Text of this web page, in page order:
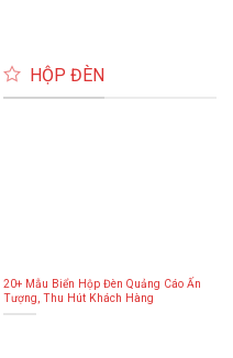
HỘP ĐÈN
20+ Mẫu Biển Hộp Đèn Quảng Cáo Ấn
Tượng, Thu Hút Khách Hàng